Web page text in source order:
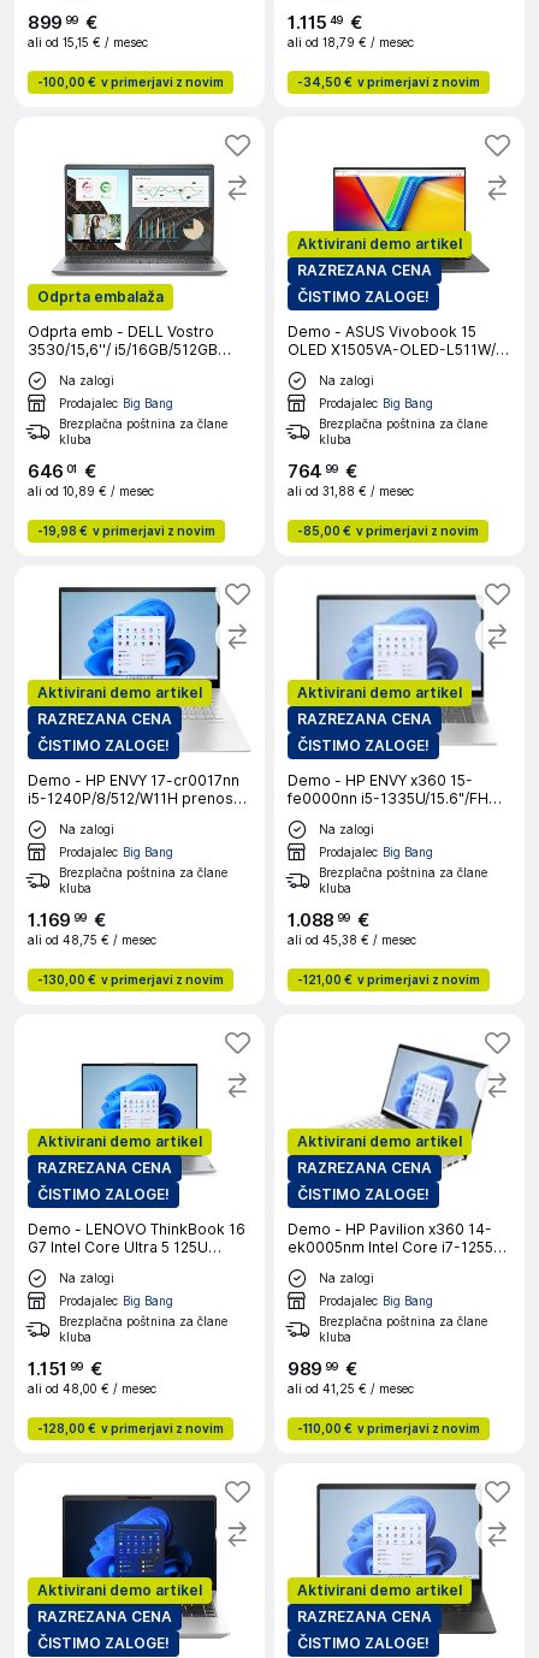
899 99 €
ali od 15,15 € / mesec
-100,00 € v primerjavi z novim
1 .115 49 €
ali od 18,79 € / mesec
-34,50 € v primerjavi z novim
Odprta embalaža
Odprta emb - DELL Vostro
3530/15,6''/ i5/16GB/512GB
SSD/NoOS prenosni računalnik
Na zalogi
Prodajalec Big Bang
Brezplačna poštnina za člane
kluba
646 01 €
ali od 10,89 € / mesec
-19,98 € v primerjavi z novim
Aktivirani demo artikel
RAZREZANA CENA
ČISTIMO ZALOGE!
Demo - ASUS Vivobook 15
OLED X1505VA-OLED-L511W/
15.6”/ i5-
1335U/16GB/512GB/W11 Home
prenosni računalnik
Na zalogi
Prodajalec Big Bang
Brezplačna poštnina za člane
kluba
764 99 €
ali od 31,88 € / mesec
-85,00 € v primerjavi z novim
Aktivirani demo artikel
RAZREZANA CENA
ČISTIMO ZALOGE!
Demo - HP ENVY 17-cr0017nn
i5-1240P/8/512/W11H prenosni
računalnik
Na zalogi
Prodajalec Big Bang
Brezplačna poštnina za člane
kluba
1 .169 99 €
ali od 48,75 € / mesec
-130,00 € v primerjavi z novim
Aktivirani demo artikel
RAZREZANA CENA
ČISTIMO ZALOGE!
Demo - HP ENVY x360 15-
fe0000nn i5-1335U/15.6"/FHD
OLED Touch/16GB/512GB/W11H
srebrn prenosni računalnik
Na zalogi
Prodajalec Big Bang
Brezplačna poštnina za člane
kluba
1 .088 99 €
ali od 45,38 € / mesec
-121,00 € v primerjavi z novim
Aktivirani demo artikel
RAZREZANA CENA
ČISTIMO ZALOGE!
Demo - LENOVO ThinkBook 16
G7 Intel Core Ultra 5 125U
16inch WUXGA 32GB 1TB UMA
W11P Arctic Grey prenosni
računalnik
Na zalogi
Prodajalec Big Bang
Brezplačna poštnina za člane
kluba
1 .151 99 €
ali od 48,00 € / mesec
-128,00 € v primerjavi z novim
Aktivirani demo artikel
RAZREZANA CENA
ČISTIMO ZALOGE!
Demo - HP Pavilion x360 14-
ek0005nm Intel Core i7-1255U
14inch FHD 16GB 512GB PCIe
Intel Iris Xe W11H Natural Silver
Na zalogi
Prodajalec Big Bang
Brezplačna poštnina za člane
kluba
989 99 €
ali od 41,25 € / mesec
-110,00 € v primerjavi z novim
Aktivirani demo artikel
RAZREZANA CENA
ČISTIMO ZALOGE!
Aktivirani demo artikel
RAZREZANA CENA
ČISTIMO ZALOGE!